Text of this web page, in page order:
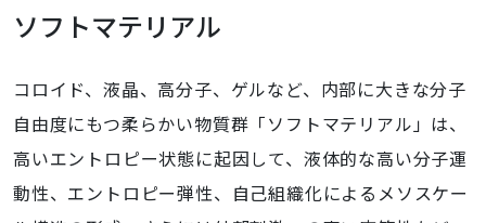
ソフトマテリアル
コロイド、液晶、高分子、ゲルなど、内部に大きな分子
自由度にもつ柔らかい物質群「ソフトマテリアル」は、
高いエントロピー状態に起因して、液体的な高い分子運
動性、エントロピー弾性、自己組織化によるメソスケー